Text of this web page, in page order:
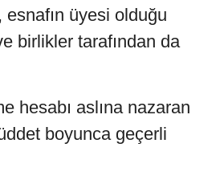
üyesi olduğu
birlikler tarafından da
hesabı aslına nazaran
boyunca geçerli